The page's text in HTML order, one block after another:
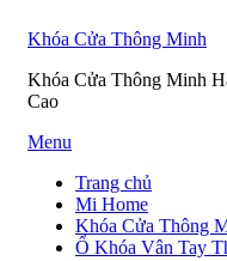
Khóa Cửa Thông Minh
Khóa Cửa Thông Minh
Cao
Skip
content
Menu
Trang chủ
Mi Home
Khóa Cửa Thông
Ổ Khóa Vân Tay